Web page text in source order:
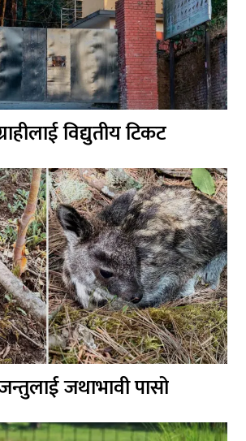
विद्युतीय टिकट
जथाभावी पासो